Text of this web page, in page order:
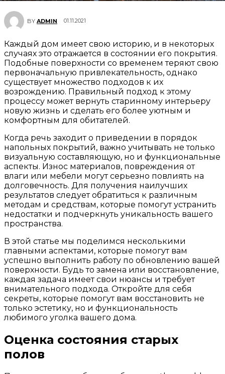
BY ADMIN 01.11.2021
Каждый дом имеет свою историю, и в некоторых
случаях это отражается в состоянии его покрытия.
Подобные поверхности со временем теряют свою
первоначальную привлекательность, однако
существует множество подходов к их
возрождению. Правильный подход к этому
процессу может вернуть старинному интерьеру
новую жизнь и сделать его более уютным и
комфортным для обитателей.
Когда речь заходит о приведении в порядок
напольных покрытий, важно учитывать не только
визуальную составляющую, но и функциональные
аспекты. Износ материалов, повреждения от
влаги или мебели могут серьезно повлиять на
долговечность. Для получения наилучших
результатов следует обратиться к различным
методам и средствам, которые помогут устранить
недостатки и подчеркнуть уникальность вашего
пространства.
В этой статье мы поделимся несколькими
главными аспектами, которые помогут вам
успешно выполнить работу по обновлению вашей
поверхности. Будь то замена или восстановление,
каждая задача имеет свои нюансы и требует
внимательного подхода. Откройте для себя
секреты, которые помогут вам восстановить не
только эстетику, но и функциональность
любимого уголка вашего дома.
Оценка состояния старых
полов